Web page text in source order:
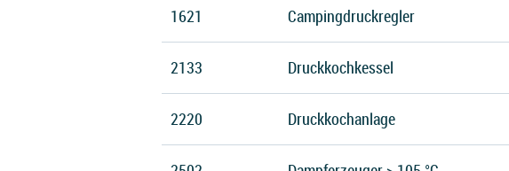
1621 Campingdruckregler
2133 Druckkochkessel
2220 Druckkochanlage